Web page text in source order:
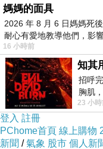
30公分-水藍【送
【JBL】
丹麥SCANPAN-
媽媽的面具
2026 年 8 月 6 日媽媽死
耐心有愛地教導他們，影
16 小時前
知其
招呼
胸肌
視線
23 小
登入 註冊
PChome首頁 線上購物
新聞 /氣象 股市 個人新